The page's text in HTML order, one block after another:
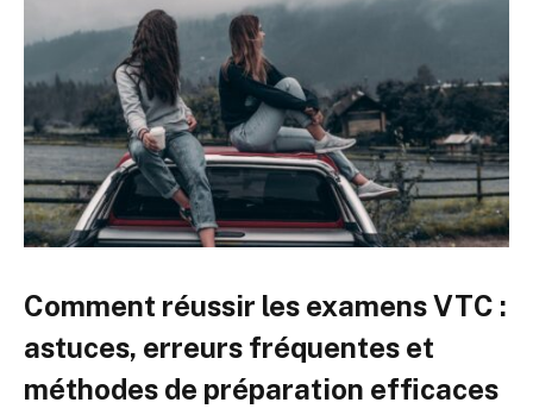
Comment réussir les examens VTC :
astuces, erreurs fréquentes et
méthodes de préparation efficaces